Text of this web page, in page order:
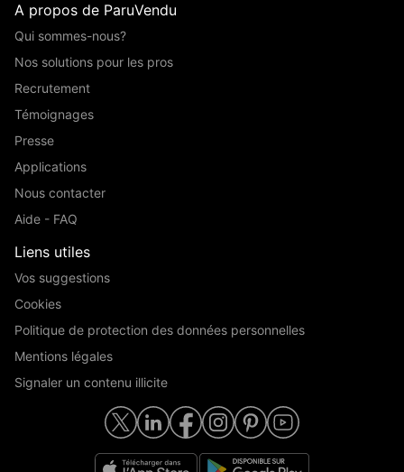
A propos de ParuVendu
Qui sommes-nous?
Nos solutions pour les pros
Recrutement
Témoignages
Presse
Applications
Nous contacter
Aide - FAQ
Liens utiles
Vos suggestions
Cookies
Politique de protection des données personnelles
Mentions légales
Signaler un contenu illicite